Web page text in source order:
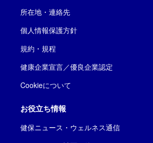
所在地・連絡先
個人情報保護方針
規約・規程
健康企業宣言／優良企業認定
Cookieについて
お役立ち情報
健保ニュース・ウェルネス通信